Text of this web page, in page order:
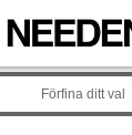
i appen!
Förfina ditt val